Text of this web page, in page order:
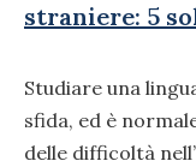
straniere: 5
Studiare una
sfida, ed è
delle difficoltà